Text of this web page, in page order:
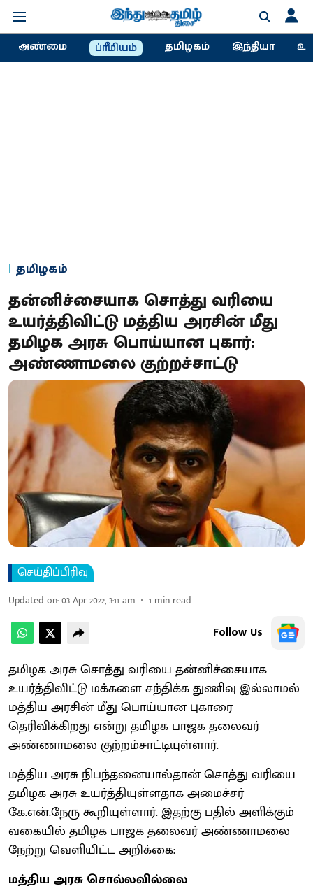
அண்மை ப்ரீமியம் தமிழகம் இந்தியா
தமிழகம்
தன்னிச்சையாக சொத்து வரியை
உயர்த்திவிட்டு மத்திய அரசின் மீது
தமிழக அரசு பொய்யான புகார்:
அண்ணாமலை குற்றச்சாட்டு
செய்திப்பிரிவு
Updated on:03 Apr 2022, 3:11 am 1 min read
Follow Us
தமிழக அரசு சொத்து வரியை தன்னிச்சையாக
உயர்த்திவிட்டு மக்களை சந்திக்க துணிவு இல்லாமல்
மத்திய அரசின் மீது பொய்யான புகாரை
தெரிவிக்கிறது என்று தமிழக பாஜக தலைவர்
அண்ணாமலை குற்றம்சாட்டியுள்ளார்.
மத்திய அரசு நிபந்தனையால்தான் சொத்து வரியை
தமிழக அரசு உயர்த்தியுள்ளதாக அமைச்சர்
கே.என்.நேரு கூறியுள்ளார். இதற்கு பதில் அளிக்கும்
வகையில் தமிழக பாஜக தலைவர் அண்ணாமலை
நேற்று வெளியிட்ட அறிக்கை:
மத்திய அரசு சொல்லவில்லை